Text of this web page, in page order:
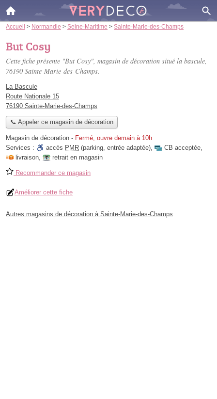
Accueil > Normandie > Seine-Maritime > Sainte-Marie-des-Champs
But Cosy
Cette fiche présente "But Cosy", magasin de décoration situé la bascule,
76190 Sainte-Marie-des-Champs.
La Bascule
Route Nationale 15
76190 Sainte-Marie-des-Champs
📞 Appeler ce magasin de décoration
Magasin de décoration - Fermé, ouvre demain à 10h
Services :
accès PMR (parking, entrée adaptée), CB acceptée,
livraison, retrait en magasin
Recommander ce magasin
Améliorer cette fiche
Autres magasins de décoration à Sainte-Marie-des-Champs